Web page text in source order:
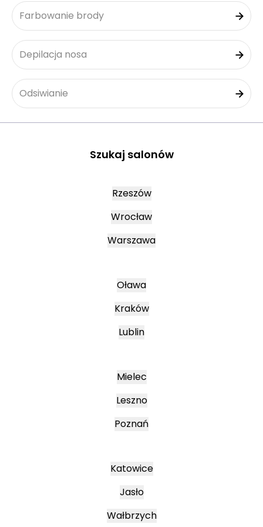
Farbowanie brody
Depilacja nosa
Odsiwianie
Szukaj salonów
Rzeszów
Wrocław
Warszawa
Oława
Kraków
Lublin
Mielec
Leszno
Poznań
Katowice
Jasło
Wałbrzych